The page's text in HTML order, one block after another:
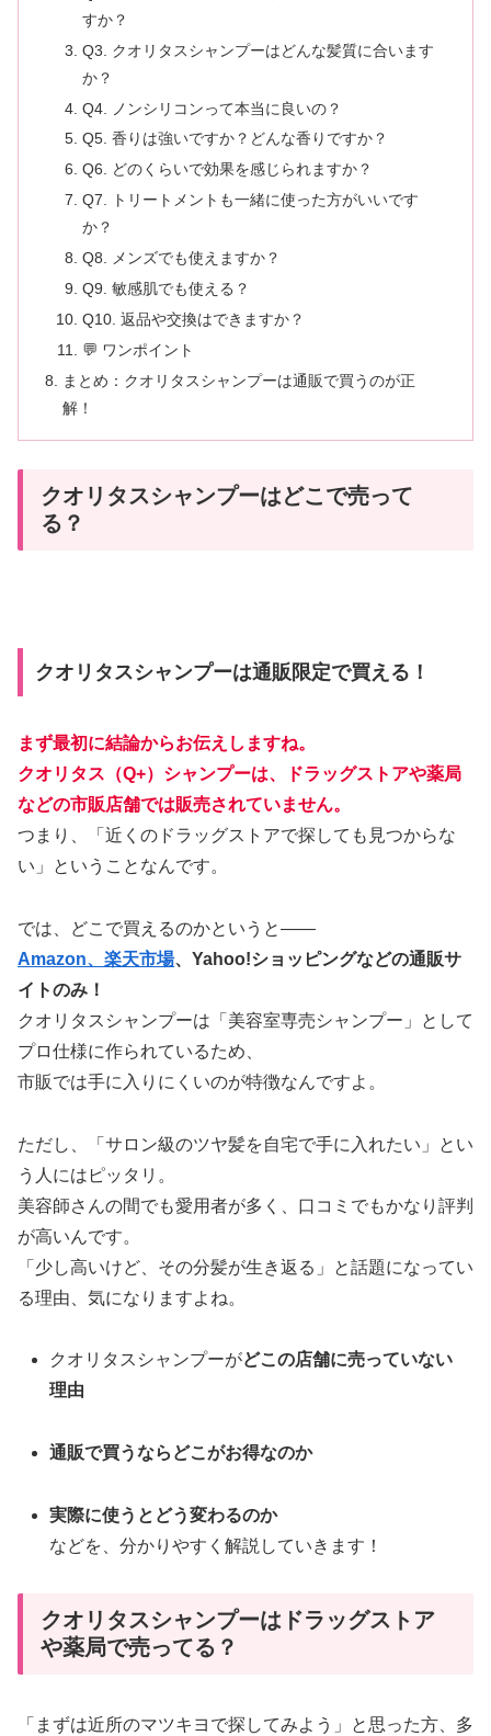
すか？
Q3. クオリタスシャンプーはどんな髪質に合います
か？
Q4. ノンシリコンって本当に良いの？
Q5. 香りは強いですか？どんな香りですか？
Q6. どのくらいで効果を感じられますか？
Q7. トリートメントも一緒に使った方がいいです
か？
Q8. メンズでも使えますか？
Q9. 敏感肌でも使える？
Q10. 返品や交換はできますか？
💬 ワンポイント
まとめ：クオリタスシャンプーは通販で買うのが正
解！
クオリタスシャンプーはどこで売って
る？
クオリタスシャンプーは通販限定で買える！
まず最初に結論からお伝えしますね。
クオリタス（Q+）シャンプーは、ドラッグストアや薬局
などの市販店舗では販売されていません。
つまり、「近くのドラッグストアで探しても見つからな
い」ということなんです。
では、どこで買えるのかというと――
Amazon、楽天市場、Yahoo!ショッピングなどの通販サ
イトのみ！
クオリタスシャンプーは「美容室専売シャンプー」として
プロ仕様に作られているため、
市販では手に入りにくいのが特徴なんですよ。
ただし、「サロン級のツヤ髪を自宅で手に入れたい」とい
う人にはピッタリ。
美容師さんの間でも愛用者が多く、口コミでもかなり評判
が高いんです。
「少し高いけど、その分髪が生き返る」と話題になってい
る理由、気になりますよね。
クオリタスシャンプーがどこの店舗に売っていない
理由
通販で買うならどこがお得なのか
実際に使うとどう変わるのか
などを、分かりやすく解説していきます！
クオリタスシャンプーはドラッグストア
や薬局で売ってる？
「まずは近所のマツキヨで探してみよう」と思った方、多